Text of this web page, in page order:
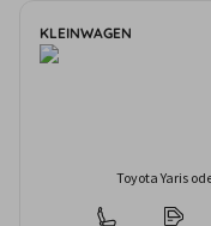
KLEINWAGEN
Toyota Yaris